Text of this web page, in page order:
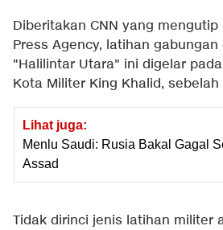
Diberitakan CNN yang mengutip
Press Agency, latihan
"Halilintar Utara" ini digelar pada
Kota Militer King Khalid,
Lihat juga:
Menlu Saudi: Rusia Bakal Gagal
Assad
Tidak dirinci jenis latihan militer